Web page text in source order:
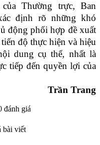
Thường trực, Ban
định rõ những khó
động phối hợp đề xuất
độ thực hiện và hiệu
dung cụ thể, nhất là
tiếp đến quyền lợi của
Trần Trang
đánh giá
bài viết